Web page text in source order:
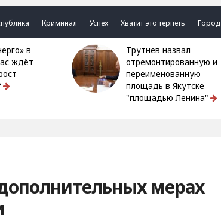
Криминал Успех Хватит это терпеть Город
ждёт
Трутнев назвал
отремонтированную и
переименованную
площадь в Якутске
"площадью Ленина"
мерах